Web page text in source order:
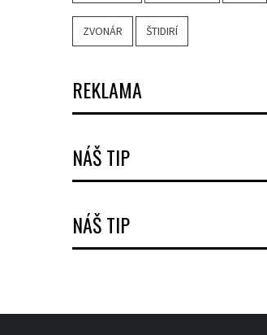
ZVONÁR ŠTIDIRÍ
REKLAMA
NÁŠ TIP
NÁŠ TIP